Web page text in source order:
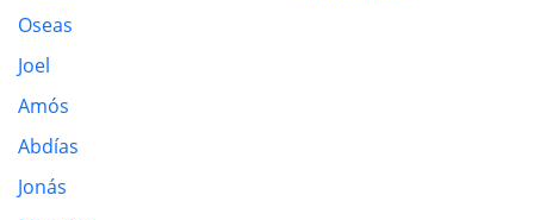
Oseas
Joel
Amós
Abdías
Jonás